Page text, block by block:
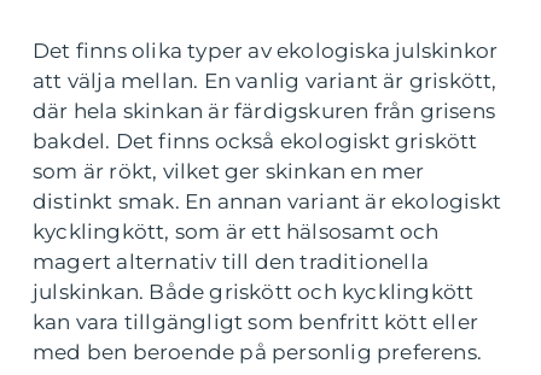
Det finns olika typer av ekologiska julskinkor
att välja mellan. En vanlig variant är griskött,
där hela skinkan är färdigskuren från grisens
bakdel. Det finns också ekologiskt griskött
som är rökt, vilket ger skinkan en mer
distinkt smak. En annan variant är ekologiskt
kycklingkött, som är ett hälsosamt och
magert alternativ till den traditionella
julskinkan. Både griskött och kycklingkött
kan vara tillgängligt som benfritt kött eller
med ben beroende på personlig preferens.